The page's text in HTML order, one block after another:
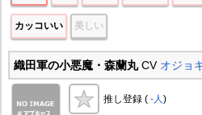
カッコいい 美しい
織田軍の小悪魔・森蘭丸CV オジョ
推し登録 ( -人)